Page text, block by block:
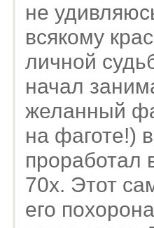
не
всякому
личной
начал
желанный
на фаготе!)
проработал
70х. Этот
его